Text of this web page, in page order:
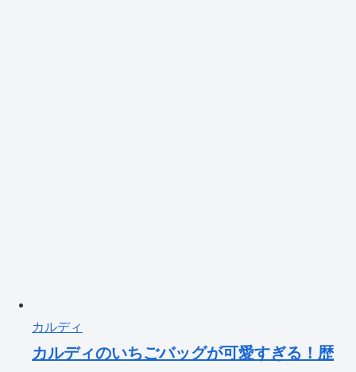
カルディ
カルディのいちごバッグが可愛すぎる！歴